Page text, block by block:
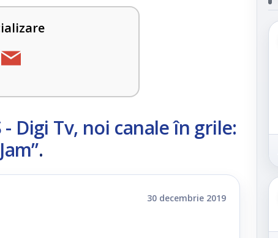
- Digi Tv, noi canale în grile:
.
30 decembrie 2019